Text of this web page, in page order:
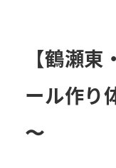
【鶴瀬
ール作り
〜